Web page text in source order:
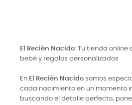
El Recién Nacido: Tu tienda
bebé y regalos personalizados
En El Recién Nacido somos
cada nacimiento en un momento
buscando el detalle perfecto,